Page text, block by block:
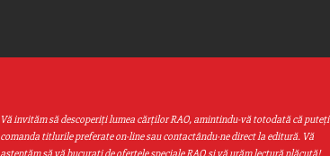
Vă invităm să descoperiţi lumea cărţilor RAO, amintindu-vă totodată că puteţi
comanda titlurile preferate on-line sau contactându-ne direct la editură. Vă